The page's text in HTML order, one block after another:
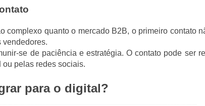
complexo quanto o mercado B2B, o primeiro contato
vendedores.
se de paciência e estratégia. O contato pode ser
ou pelas redes sociais.
para o digital?